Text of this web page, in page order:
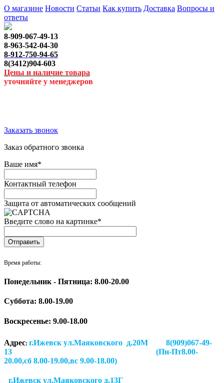
О магазине Новости Статьи Как купить Доставка Вопросы и
ответы
8-909-067-49-13
8-963-542-04-30
8-912-750-94-65
8(3412)904-603
Цены и наличие товара
уточняйте у менеджеров
Заказать звонок
Заказ обратного звонка
Ваше имя*
Контактный телефон
Защита от автоматических сообщений
Введите слово на картинке*
Время работы:
Понедельник - Пятница: 8.00-20.00
Суббота: 8.00-19.00
Воскресенье: 9.00-18.00
Адрес: г.Ижевск ул.Маяковского д.20М 8(909)067-49-
13 (Пн-Пт8.00-
20.00,сб 8.00-19.00,вс 9.00-18.00)
г.Ижевск ул.Маяковского д.13Г